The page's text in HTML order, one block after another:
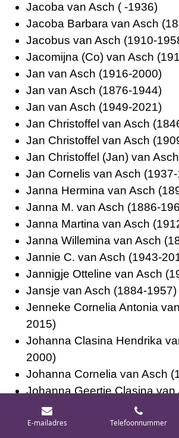
Jacoba van Asch ( -1936)
Jacoba Barbara van Asch
Jacobus van Asch (1910-
Jacomijna (Co) van Asch
Jan van Asch (1916-2000)
Jan van Asch (1876-1944)
Jan van Asch (1949-2021)
Jan Christoffel van Asch
Jan Christoffel van Asch
Jan Christoffel (Jan) van
Jan Cornelis van Asch
Janna Hermina van Asch
Janna M. van Asch (1886-
Janna Martina van Asch
Janna Willemina van Asch
Jannie C. van Asch (1943-
Jannigje Otteline van Asch
Jansje van Asch (1884-1957)
Jenneke Cornelia Antonia
2015)
Johanna Clasina Hendrika
2000)
Johanna Cornelia van Asch
Johanna Geertje Clasina van
1986)
Johanna P.C van Asch (1909-
E-mailadres Telefoonnummer